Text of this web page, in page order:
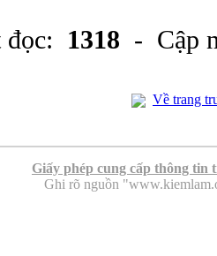
đọc: 1318 - Cập
Về trang
Giấy phép cung cấp thông tin
Ghi rõ nguồn